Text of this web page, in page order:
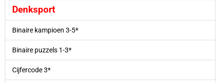
Denksport
Binaire kampioen 3-5*
Binaire puzzels 1-3*
Cijfercode 3*